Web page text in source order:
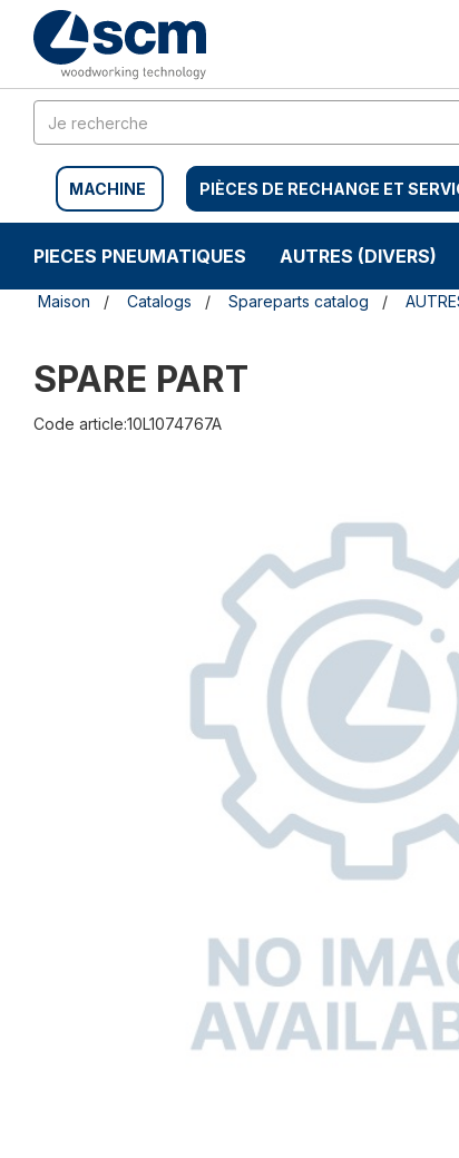
contenu
sauter
navigation
MACHINE PIÈCES DE RECHANGE ET
PIECES PNEUMATIQUES AUTRES (DIVERS)
Maison Catalogs Spareparts catalog
SPARE PART
Code article:10L1074767A